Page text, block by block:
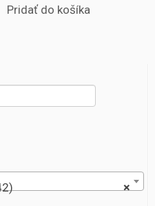
Pridať do košíka
×